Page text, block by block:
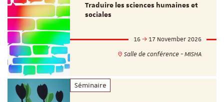
Traduire les sciences humaines et
sociales
16
17 November 2026
Salle de conférence - MISHA
Séminaire